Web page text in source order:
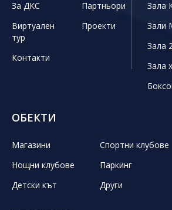
За ДКС
Партньори
Виртуален
тур
Проекти
Контакти
Зала
Зали
Зала
Зала
ОБЕКТИ
Магазини Спортни клубове
Нощни клубове
Паркинг
Детски кът
Други